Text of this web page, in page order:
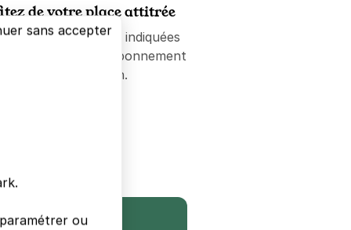
de votre place attitrée
vous sur les places indiquées
la confirmation d'abonnement
ou de réservation.
sans accepter
ou